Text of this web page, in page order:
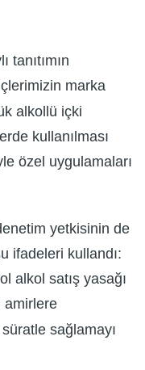
tanıtımın
marka
alkollü içki
kullanılması
özel uygulamaları
yetkisinin de
ifadeleri kullandı:
alkol satış yasağı
amirlere
sağlamayı